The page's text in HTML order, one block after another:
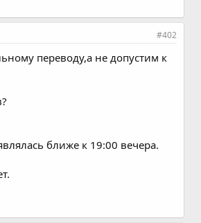
#402
переводу,а не допустим к
ближе к 19:00 вечера.